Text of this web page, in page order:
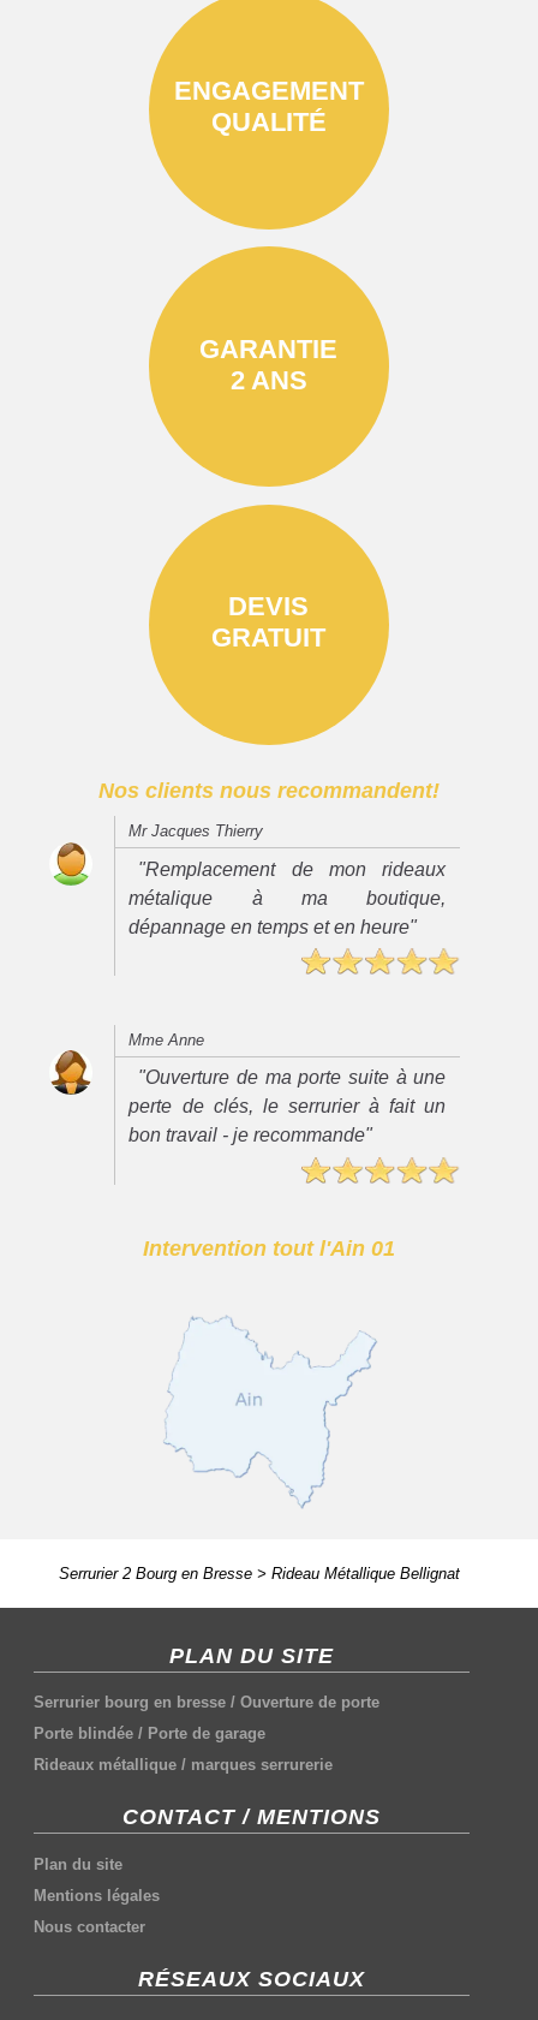
ENGAGEMENT
QUALITÉ
GARANTIE
2 ANS
DEVIS
GRATUIT
Nos clients nous recommandent!
Mr Jacques Thierry
"Remplacement de mon rideaux
métalique à ma boutique,
dépannage en temps et en heure"
Mme Anne
"Ouverture de ma porte suite à une
perte de clés, le serrurier à fait un
bon travail - je recommande"
Intervention tout l'Ain 01
Serrurier 2 Bourg en Bresse> Rideau Métallique Bellignat
PLAN DU SITE
Serrurier bourg en bresse /Ouverture de porte
Porte blindée / Porte de garage
Rideaux métallique / marques serrurerie
CONTACT / MENTIONS
Plan du site
Mentions légales
Nous contacter
RÉSEAUX SOCIAUX